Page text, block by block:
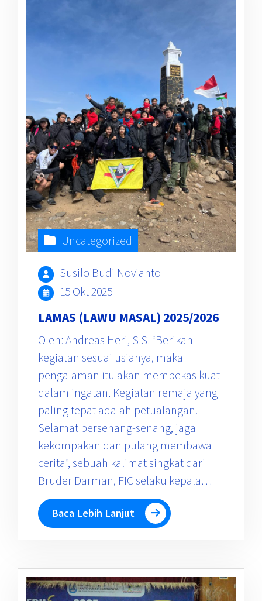
Uncategorized
Susilo Budi Novianto
15 Okt 2025
LAMAS (LAWU MASAL) 2025/2026
Oleh: Andreas Heri, S.S. “Berikan
kegiatan sesuai usianya, maka
pengalaman itu akan membekas kuat
dalam ingatan. Kegiatan remaja yang
paling tepat adalah petualangan.
Selamat bersenang-senang, jaga
kekompakan dan pulang membawa
cerita”, sebuah kalimat singkat dari
Bruder Darman, FIC selaku kepala…
Baca Lebih Lanjut